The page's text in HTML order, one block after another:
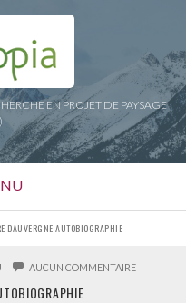
EN PROJET DE PAYSAGE
DAUVERGNE AUTOBIOGRAPHIE
AUCUN COMMENTAIRESUR